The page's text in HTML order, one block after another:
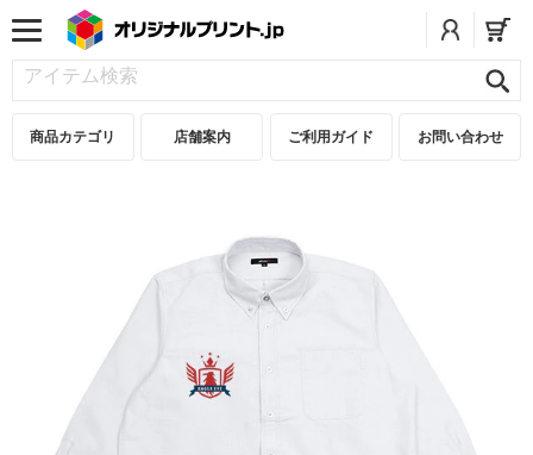
商品カテゴリ 店舗案内 ご利用ガイド お問い合わせ